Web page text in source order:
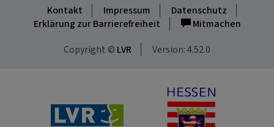
Kontakt Impressum
Datenschutz
Erklärung zur Barrierefreiheit
Mitmachen
Copyright © LVR Version: 4.52.0